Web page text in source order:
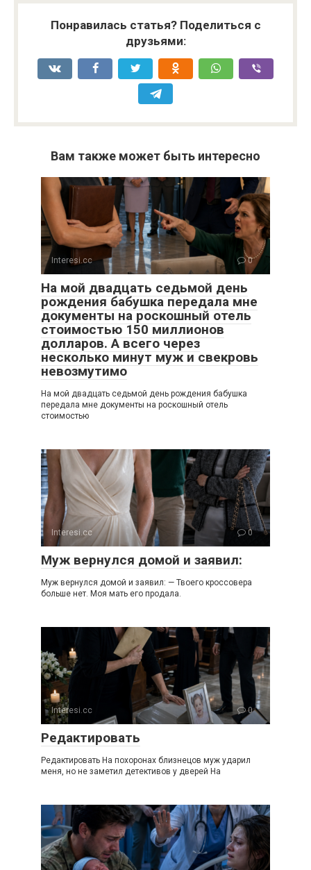
Понравилась статья? Поделиться с
друзьями:
Вам также может быть интересно
Interesi.cc 0
На мой двадцать седьмой день
рождения бабушка передала мне
документы на роскошный отель
стоимостью 150 миллионов
долларов. А всего через
несколько минут муж и свекровь
невозмутимо
На мой двадцать седьмой день рождения бабушка
передала мне документы на роскошный отель
стоимостью
Interesi.cc 0
Муж вернулся домой и заявил:
Муж вернулся домой и заявил: — Твоего кроссовера
больше нет. Моя мать его продала.
Interesi.cc 0
Редактировать
Редактировать На похоронах близнецов муж ударил
меня, но не заметил детективов у дверей На